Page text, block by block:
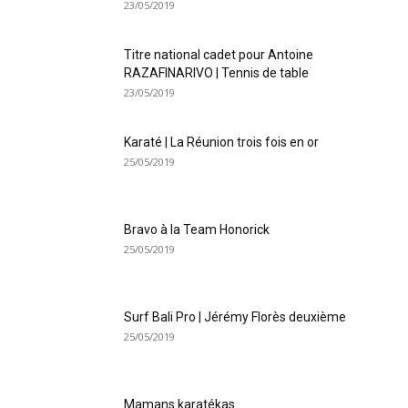
23/05/2019
Titre national cadet pour Antoine
RAZAFINARIVO | Tennis de table
23/05/2019
Karaté | La Réunion trois fois en or
25/05/2019
Bravo à la Team Honorick
25/05/2019
Surf Bali Pro | Jérémy Florès deuxième
25/05/2019
Mamans karatékas